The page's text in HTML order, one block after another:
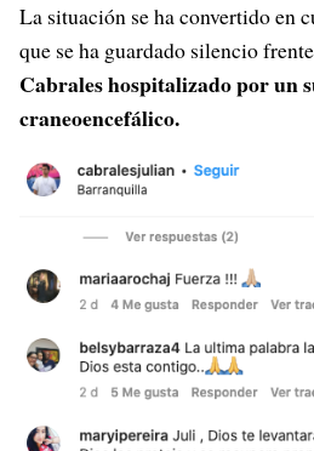
La situación se ha convertido en
que se ha guardado silencio
Cabrales hospitalizado por un
craneoencefálico.